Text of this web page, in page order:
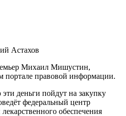
Астахов
Михаил Мишустин,
портале правовой информации.
деньги пойдут на закупку
федеральный центр
обеспечения